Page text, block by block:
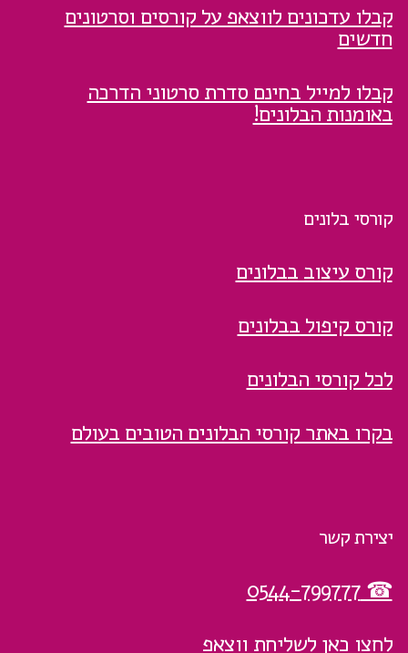
קבלו עדכונים לווצאפ על קורסים וסרטונים
חדשים
קבלו למייל בחינם סדרת סרטוני הדרכה
באומנות הבלונים!
קורסי בלונים
קורס עיצוב בבלונים
קורס קיפול בבלונים
לכל קורסי הבלונים
בקרו באתר קורסי הבלונים הטובים בעולם
יצירת קשר
☎ 0544-799777
לחצו כאן לשליחת ווצאפ